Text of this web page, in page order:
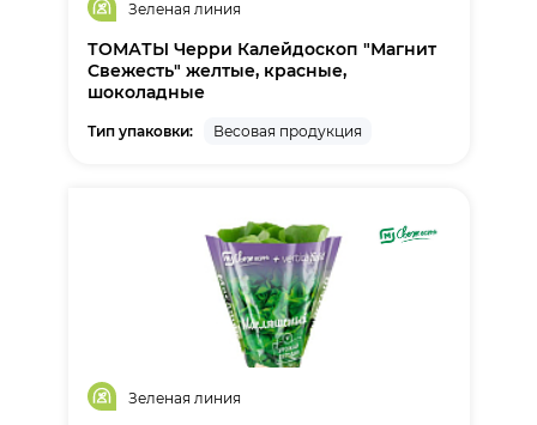
Зеленая линия
ТОМАТЫ Черри Калейдоскоп "Магнит
Свежесть" желтые, красные,
шоколадные
Тип упаковки: Весовая продукция
Зеленая линия